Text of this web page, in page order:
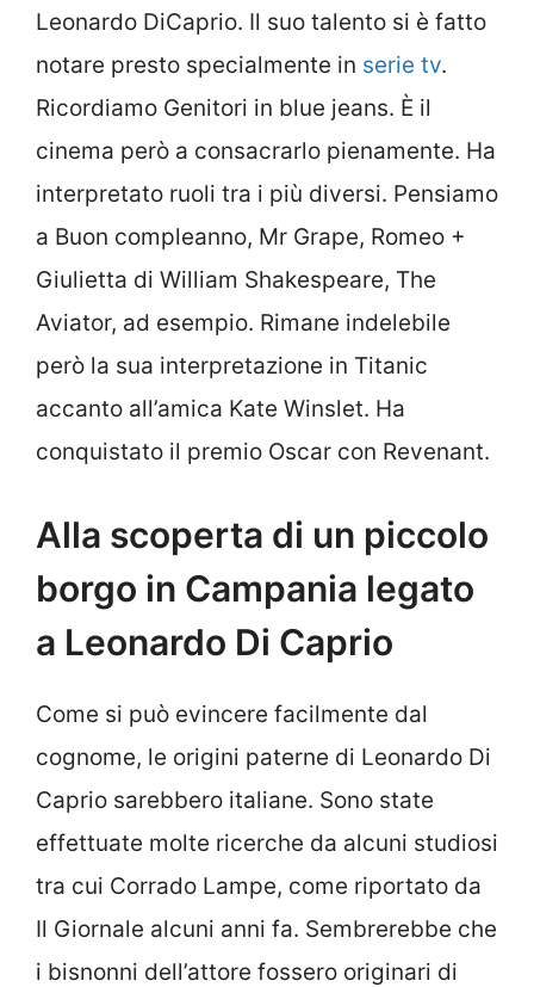
Leonardo DiCaprio. Il suo talento si è fatto
notare presto specialmente in serie tv.
Ricordiamo Genitori in blue jeans. È il
cinema però a consacrarlo pienamente. Ha
interpretato ruoli tra i più diversi. Pensiamo
a Buon compleanno, Mr Grape, Romeo +
Giulietta di William Shakespeare, The
Aviator, ad esempio. Rimane indelebile
però la sua interpretazione in Titanic
accanto all’amica Kate Winslet. Ha
conquistato il premio Oscar con Revenant.
Alla scoperta di un piccolo
borgo in Campania legato
a Leonardo Di Caprio
Come si può evincere facilmente dal
cognome, le origini paterne di Leonardo Di
Caprio sarebbero italiane. Sono state
effettuate molte ricerche da alcuni studiosi
tra cui Corrado Lampe, come riportato da
Il Giornale alcuni anni fa. Sembrerebbe che
i bisnonni dell’attore fossero originari di